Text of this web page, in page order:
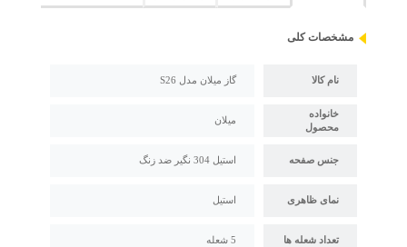
مشخصات کلی
نام کالا گاز میلان مدل S26
خانواده
محصول
میلان
جنس صفحه استیل 304 نگیر ضد زنگ
نمای ظاهری استیل
تعداد شعله ها 5 شعله